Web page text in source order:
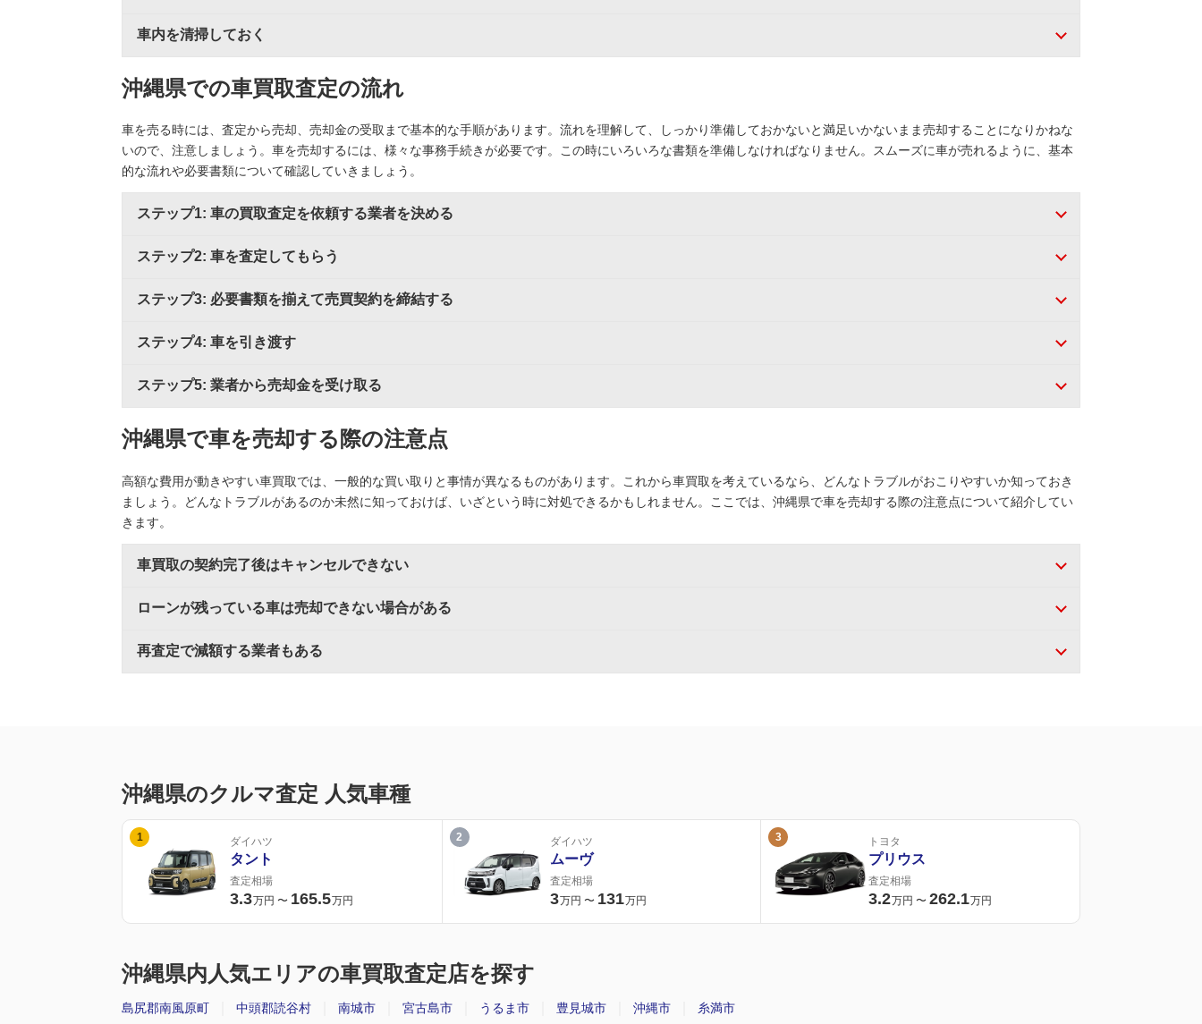
車内を清掃しておく
沖縄県での車買取査定の流れ
車を売る時には、査定から売却、売却金の受取まで基本的な手順があります。流れを理解して、しっかり準備しておかないと満足いかないまま売却することになりかねな
いので、注意しましょう。車を売却するには、様々な事務手続きが必要です。この時にいろいろな書類を準備しなければなりません。スムーズに車が売れるように、基本
的な流れや必要書類について確認していきましょう。
ステップ1: 車の買取査定を依頼する業者を決める
ステップ2: 車を査定してもらう
ステップ3: 必要書類を揃えて売買契約を締結する
ステップ4: 車を引き渡す
ステップ5: 業者から売却金を受け取る
沖縄県で車を売却する際の注意点
高額な費用が動きやすい車買取では、一般的な買い取りと事情が異なるものがあります。これから車買取を考えているなら、どんなトラブルがおこりやすいか知っておき
ましょう。どんなトラブルがあるのか未然に知っておけば、いざという時に対処できるかもしれません。ここでは、沖縄県で車を売却する際の注意点について紹介してい
きます。
車買取の契約完了後はキャンセルできない
ローンが残っている車は売却できない場合がある
再査定で減額する業者もある
沖縄県のクルマ査定 人気車種
1 ダイハツ
タント
査定相場
3.3万円 〜 165.5万円
2 ダイハツ
ムーヴ
査定相場
3万円 〜 131万円
3 トヨタ
プリウス
査定相場
3.2万円 〜262.1万円
沖縄県内人気エリアの車買取査定店を探す
島尻郡南風原町 中頭郡読谷村 南城市 宮古島市 うるま市 豊見城市 沖縄市 糸満市